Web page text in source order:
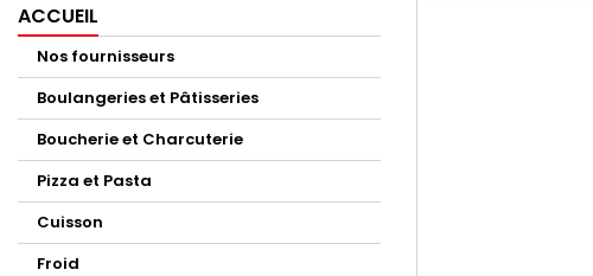
ACCUEIL
Nos fournisseurs
Boulangeries et Pâtisseries
Boucherie et Charcuterie
Pizza et Pasta
Cuisson
Froid